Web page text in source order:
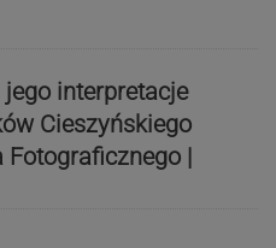
jego interpretacje
Cieszyńskiego
|